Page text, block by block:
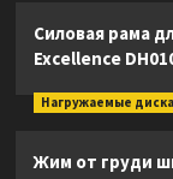
Силовая рама
Excellence
Нагружаемые
Жим от груди